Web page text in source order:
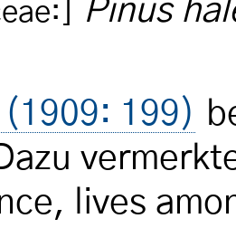
Pinus
(1909: 199)
lives